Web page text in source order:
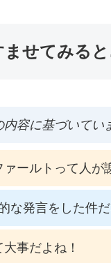
ませてみる
容に基づいてい
ールトって人が
な発言をした件
事だよね！